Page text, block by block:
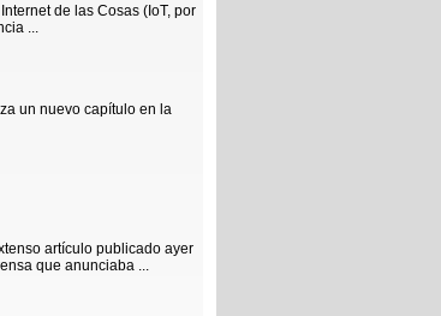
de las Cosas (IoT, por
...
un nuevo capítulo en la
artículo publicado ayer
que anunciaba ...